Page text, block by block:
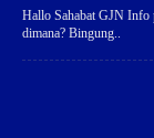
Hallo Sahabat GJN Info
dimana? Bingung..